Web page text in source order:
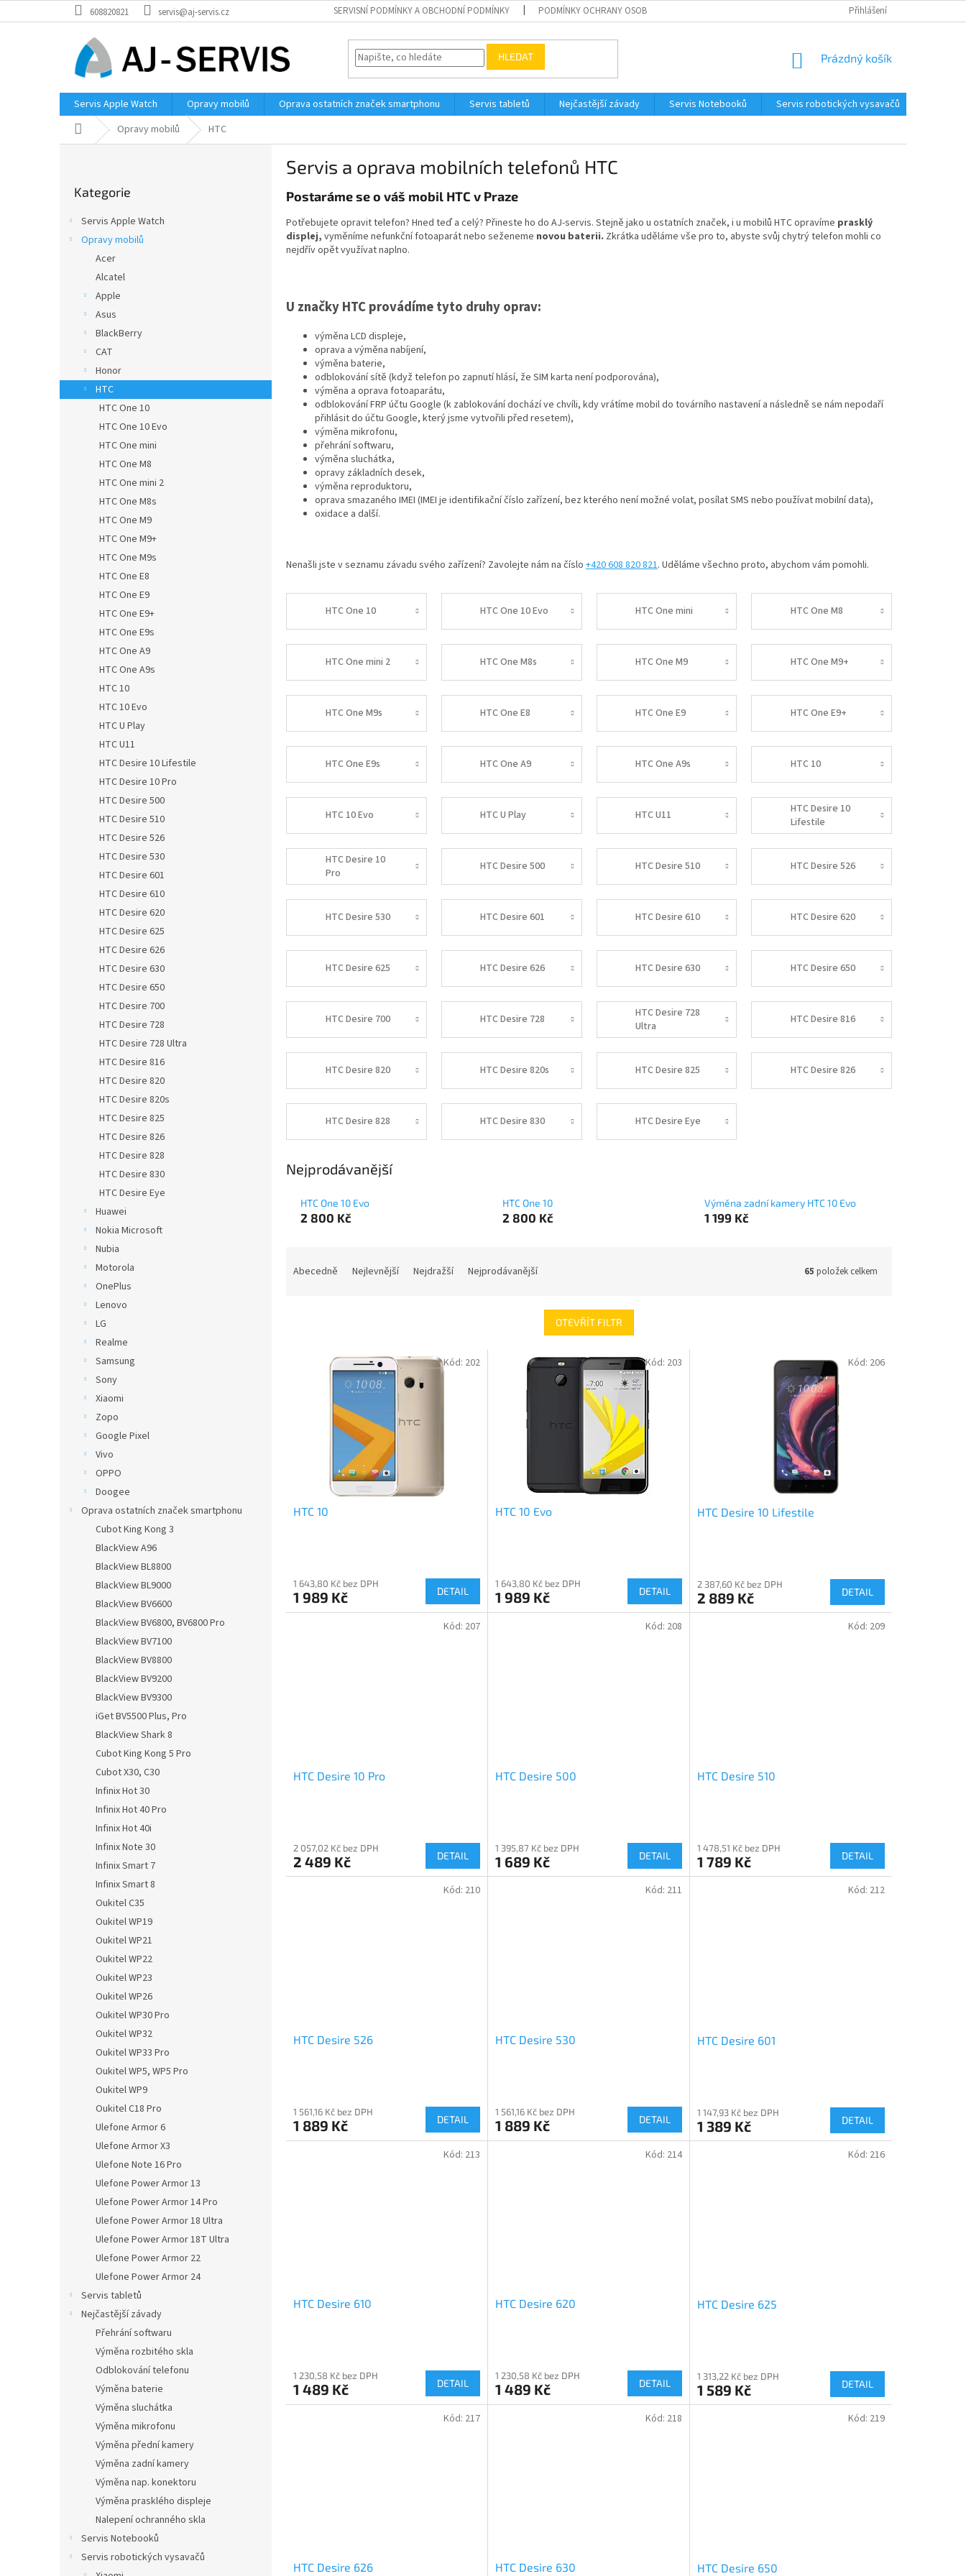
na
608820821 servis@aj-servis.cz SERVISNÍ PODMÍNKY A OBCHODNÍ PODMÍNKY PODMÍNKY OCHRANY OSOBNÍCH ÚDAJŮ Přihlášení
HLEDAT
NÁKUPNÍ
Prázdný košík
Servis Apple Watch Opravy mobilů Oprava ostatních značek smartphonu Servis tabletů Nejčastější závady Servis Notebooků Servis robotických vysavačů
Domů Opravy mobilů HTC
kategorie
Kategorie
Servis Apple Watch
Opravy mobilů
Acer
Alcatel
Apple
Asus
BlackBerry
CAT
Honor
HTC
HTC One 10
HTC One 10 Evo
HTC One mini
HTC One M8
HTC One mini 2
HTC One M8s
HTC One M9
HTC One M9+
HTC One M9s
HTC One E8
HTC One E9
HTC One E9+
HTC One E9s
HTC One A9
HTC One A9s
HTC 10
HTC 10 Evo
HTC U Play
HTC U11
HTC Desire 10 Lifestile
HTC Desire 10 Pro
HTC Desire 500
HTC Desire 510
HTC Desire 526
HTC Desire 530
HTC Desire 601
HTC Desire 610
HTC Desire 620
HTC Desire 625
HTC Desire 626
HTC Desire 630
HTC Desire 650
HTC Desire 700
HTC Desire 728
HTC Desire 728 Ultra
HTC Desire 816
HTC Desire 820
HTC Desire 820s
HTC Desire 825
HTC Desire 826
HTC Desire 828
HTC Desire 830
HTC Desire Eye
Huawei
Nokia Microsoft
Nubia
Motorola
OnePlus
Lenovo
LG
Realme
Samsung
Sony
Xiaomi
Zopo
Google Pixel
Vivo
OPPO
Doogee
Oprava ostatních značek smartphonu
Cubot King Kong 3
BlackView A96
BlackView BL8800
BlackView BL9000
BlackView BV6600
BlackView BV6800, BV6800 Pro
BlackView BV7100
BlackView BV8800
BlackView BV9200
BlackView BV9300
iGet BV5500 Plus, Pro
BlackView Shark 8
Cubot King Kong 5 Pro
Cubot X30, C30
Infinix Hot 30
Infinix Hot 40 Pro
Infinix Hot 40i
Infinix Note 30
Infinix Smart 7
Infinix Smart 8
Oukitel C35
Oukitel WP19
Oukitel WP21
Oukitel WP22
Oukitel WP23
Oukitel WP26
Oukitel WP30 Pro
Oukitel WP32
Oukitel WP33 Pro
Oukitel WP5, WP5 Pro
Oukitel WP9
Oukitel C18 Pro
Ulefone Armor 6
Ulefone Armor X3
Ulefone Note 16 Pro
Ulefone Power Armor 13
Ulefone Power Armor 14 Pro
Ulefone Power Armor 18 Ultra
Ulefone Power Armor 18T Ultra
Ulefone Power Armor 22
Ulefone Power Armor 24
Servis tabletů
Nejčastější závady
Přehrání softwaru
Výměna rozbitého skla
Odblokování telefonu
Výměna baterie
Výměna sluchátka
Výměna mikrofonu
Výměna přední kamery
Výměna zadní kamery
Výměna nap. konektoru
Výměna prasklého displeje
Nalepení ochranného skla
Servis Notebooků
Servis robotických vysavačů
Servis a oprava mobilních telefonů HTC
Postaráme se o váš mobil HTC v Praze
Potřebujete opravit telefon? Hned teď a celý? Přineste ho do AJ-servis. Stejně jako u ostatních značek, i u mobilů HTC opravíme prasklý
displej, vyměníme nefunkční fotoaparát nebo seženeme novou baterii. Zkrátka uděláme vše pro to, abyste svůj chytrý telefon mohli co
nejdřív opět využívat naplno.
U značky HTC provádíme tyto druhy oprav:
výměna LCD displeje,
oprava a výměna nabíjení,
výměna baterie,
odblokování sítě (když telefon po zapnutí hlásí, že SIM karta není podporována),
výměna a oprava fotoaparátu,
odblokování FRP účtu Google (k zablokování dochází ve chvíli, kdy vrátíme mobil do továrního nastavení a následně se nám nepodaří
přihlásit do účtu Google, který jsme vytvořili před resetem),
výměna mikrofonu,
přehrání softwaru,
výměna sluchátka,
opravy základních desek,
výměna reproduktoru,
oprava smazaného IMEI (IMEI je identifikační číslo zařízení, bez kterého není možné volat, posílat SMS nebo používat mobilní data),
oxidace a další.
Nenašli jste v seznamu závadu svého zařízení? Zavolejte nám na číslo +420 608 820 821. Uděláme všechno proto, abychom vám pomohli.
HTC One 10 HTC One 10 Evo HTC One mini HTC One M8
HTC One mini 2 HTC One M8s HTC One M9 HTC One M9+
HTC One M9s HTC One E8 HTC One E9 HTC One E9+
HTC One E9s HTC One A9 HTC One A9s HTC 10
HTC 10 Evo HTC U Play HTC U11
HTC Desire 10
Lifestile
HTC Desire 10
Pro
HTC Desire 500 HTC Desire 510 HTC Desire 526
HTC Desire 530 HTC Desire 601 HTC Desire 610 HTC Desire 620
HTC Desire 625 HTC Desire 626 HTC Desire 630 HTC Desire 650
HTC Desire 700 HTC Desire 728
HTC Desire 728
Ultra
HTC Desire 816
HTC Desire 820 HTC Desire 820s HTC Desire 825 HTC Desire 826
HTC Desire 828 HTC Desire 830 HTC Desire Eye
Nejprodávanější
HTC One 10 Evo
2 800 Kč
HTC One 10
2 800 Kč
Výměna zadní kamery HTC 10 Evo
1 199 Kč
Abecedně Nejlevnější Nejdražší Nejprodávanější 65 položek celkem
OTEVŘÍT FILTR
HTC 10
1 643,80 Kč bez DPH
1 989 Kč DETAIL
Kód: 202
HTC 10 Evo
1 643,80 Kč bez DPH
1 989 Kč DETAIL
Kód: 203
HTC Desire 10 Lifestile
2 387,60 Kč bez DPH
2 889 Kč DETAIL
Kód: 206
HTC Desire 10 Pro
2 057,02 Kč bez DPH
2 489 Kč DETAIL
Kód: 207
HTC Desire 500
1 395,87 Kč bez DPH
1 689 Kč DETAIL
Kód: 208
HTC Desire 510
1 478,51 Kč bez DPH
1 789 Kč DETAIL
Kód: 209
HTC Desire 526
1 561,16 Kč bez DPH
1 889 Kč DETAIL
Kód: 210
HTC Desire 530
1 561,16 Kč bez DPH
1 889 Kč DETAIL
Kód: 211
HTC Desire 601
1 147,93 Kč bez DPH
1 389 Kč DETAIL
Kód: 212
HTC Desire 610
1 230,58 Kč bez DPH
1 489 Kč DETAIL
Kód: 213
HTC Desire 620
1 230,58 Kč bez DPH
1 489 Kč DETAIL
Kód: 214
HTC Desire 625
1 313,22 Kč bez DPH
1 589 Kč DETAIL
Kód: 216
HTC Desire 626
Kód: 217
HTC Desire 630
Kód: 218
HTC Desire 650
Kód: 219